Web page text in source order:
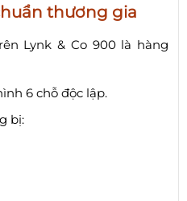
thương gia
Lynk & Co 900 là hàng
6 chỗ độc lập.
bị: